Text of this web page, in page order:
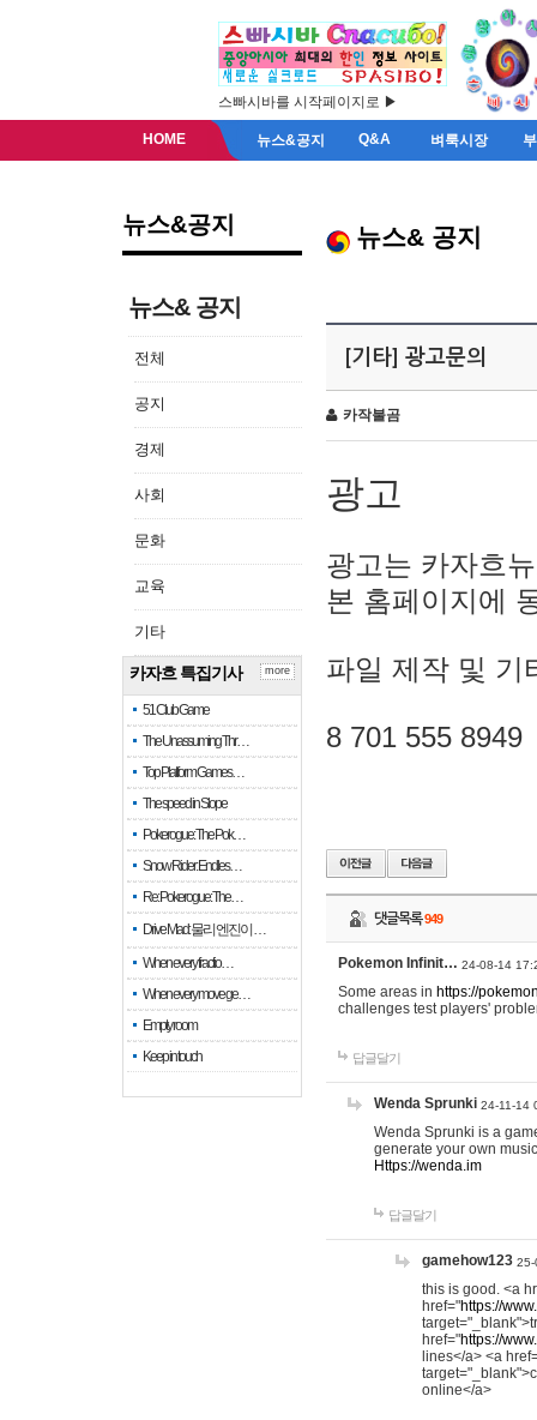
스빠시바를 시작페이지로 ▶
HOME 뉴스&공지 Q&A 벼룩시장
뉴스&공지
뉴스& 공지
전체
공지
경제
사회
문화
교육
기타
카자흐 특집기사
51 Club Game
The Unassuming Thr…
Top Platform Games…
The speed in Slope
Pokerogue: The Pok…
Snow Rider: Endles…
Re: Pokerogue: The…
Drive Mad: 물리 엔진이 …
When every fractio…
When every move ge…
Empty room
Keep in touch
more
뉴스& 공지
[기타] 광고문의
카작불곰
광고
광고는 카자흐
본 홈페이지에
파일 제작 및 기
8 701 555 8949
댓글목록949
Pokemon Infinit… 24-08-14
Some areas in https://
challenges test players'
답글달기
Wenda Sprunki 24-11-14
Wenda Sprunki is a
generate your own
Https://wenda.im
답글달기
gamehow123 25-
this is good. <a
href="https://
href="https://
lines</a> <a
online</a>